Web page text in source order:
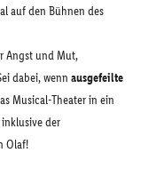
auf den Bühnen des
Angst und Mut,
dabei, wenn ausgefeilte
Musical-Theater in ein
der
Olaf!